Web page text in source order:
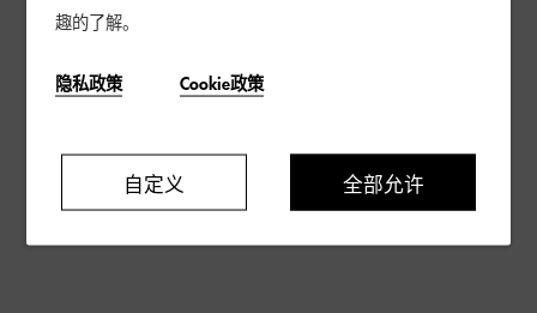
趣的了解。
隐私政策 Cookie政策
自定义 全部允许